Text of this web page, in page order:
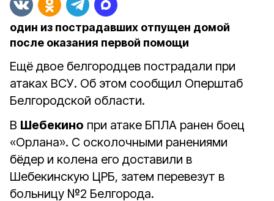
один из пострадавших отпущен домой
после оказания первой помощи
Ещё двое белгородцев пострадали при
атаках ВСУ. Об этом сообщил Оперштаб
Белгородской области.
В Шебекино при атаке БПЛА ранен боец
«Орлана». С осколочными ранениями
бёдер и колена его доставили в
Шебекинскую ЦРБ, затем перевезут в
больницу №2 Белгорода.